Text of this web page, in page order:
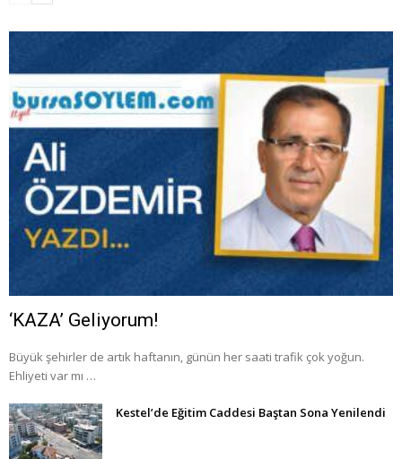
‘KAZA’ Geliyorum!
Büyük şehirler de artık haftanın, günün her saati trafik çok yoğun.
Ehliyeti var mı …
Kestel’de Eğitim Caddesi Baştan Sona Yenilendi